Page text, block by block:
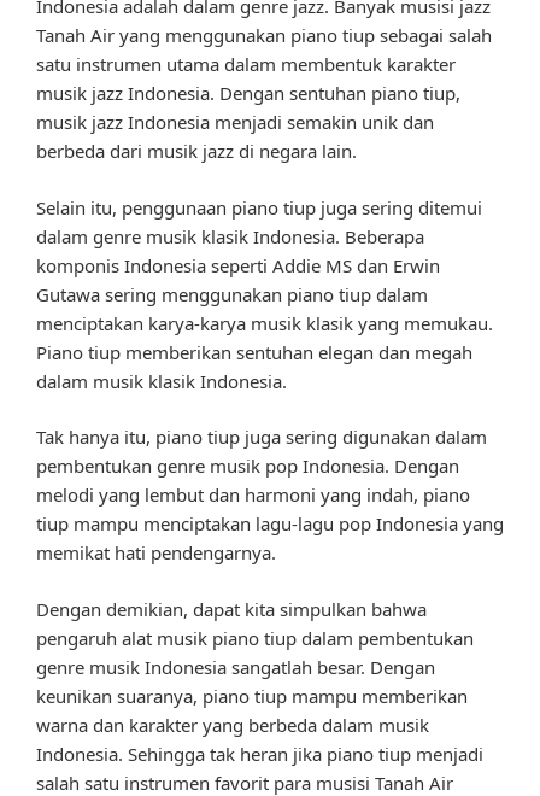
Indonesia adalah dalam genre jazz. Banyak musisi jazz
Tanah Air yang menggunakan piano tiup sebagai salah
satu instrumen utama dalam membentuk karakter
musik jazz Indonesia. Dengan sentuhan piano tiup,
musik jazz Indonesia menjadi semakin unik dan
berbeda dari musik jazz di negara lain.
Selain itu, penggunaan piano tiup juga sering ditemui
dalam genre musik klasik Indonesia. Beberapa
komponis Indonesia seperti Addie MS dan Erwin
Gutawa sering menggunakan piano tiup dalam
menciptakan karya-karya musik klasik yang memukau.
Piano tiup memberikan sentuhan elegan dan megah
dalam musik klasik Indonesia.
Tak hanya itu, piano tiup juga sering digunakan dalam
pembentukan genre musik pop Indonesia. Dengan
melodi yang lembut dan harmoni yang indah, piano
tiup mampu menciptakan lagu-lagu pop Indonesia yang
memikat hati pendengarnya.
Dengan demikian, dapat kita simpulkan bahwa
pengaruh alat musik piano tiup dalam pembentukan
genre musik Indonesia sangatlah besar. Dengan
keunikan suaranya, piano tiup mampu memberikan
warna dan karakter yang berbeda dalam musik
Indonesia. Sehingga tak heran jika piano tiup menjadi
salah satu instrumen favorit para musisi Tanah Air